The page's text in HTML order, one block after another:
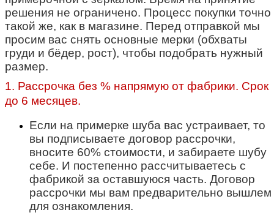
решения не ограничено. Процесс покупки точно
такой же, как в магазине. Перед отправкой мы
просим вас снять основные мерки (обхваты
груди и бёдер, рост), чтобы подобрать нужный
размер.
1. Рассрочка без % напрямую от фабрики. Срок
до 6 месяцев.
Если на примерке шуба вас устраивает, то
вы подписываете договор рассрочки,
вносите 60% стоимости, и забираете шубу
себе. И постепенно рассчитываетесь с
фабрикой за оставшуюся часть. Договор
рассрочки мы вам предварительно вышлем
для ознакомления.